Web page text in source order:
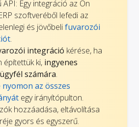
API: Egy integráció az Ön
szoftveréből lefedi az
és jövőbelifuvarozói
.
integráció kérése, ha
építettük ki, ingyenes
számára.
nyomon az összes
egy irányítópulton.
hozzáadása, eltávolítása
gyors és egyszerű.